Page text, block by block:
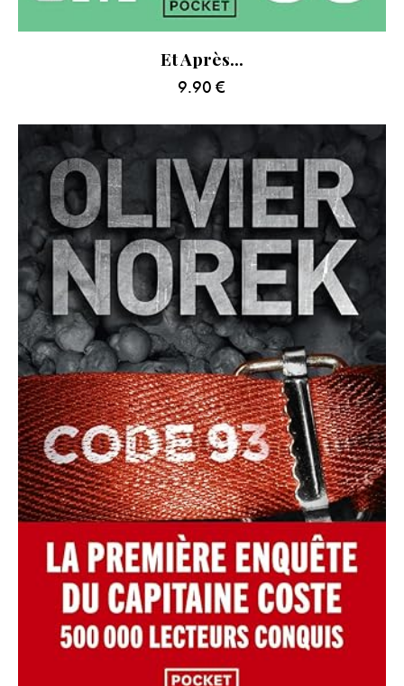
Et Après…
9.90 €